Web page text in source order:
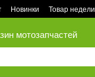
Новинки Товар недели
мотозапчастей